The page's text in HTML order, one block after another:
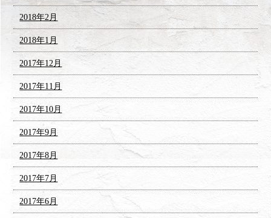
2018年2月
2018年1月
2017年12月
2017年11月
2017年10月
2017年9月
2017年8月
2017年7月
2017年6月